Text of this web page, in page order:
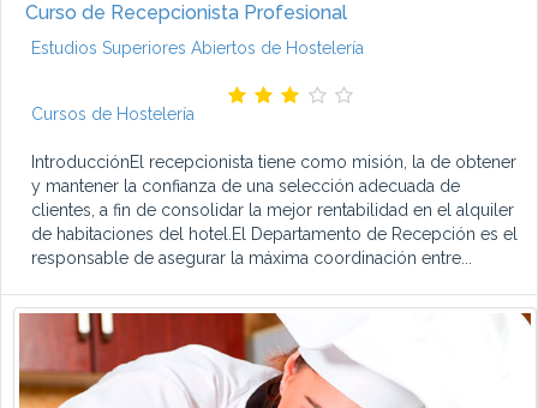
Curso de Recepcionista Profesional
Estudios Superiores Abiertos de Hostelería
Cursos de Hostelería
IntroducciónEl recepcionista tiene como misión, la de obtener
y mantener la confianza de una selección adecuada de
clientes, a fin de consolidar la mejor rentabilidad en el alquiler
de habitaciones del hotel.El Departamento de Recepción es el
responsable de asegurar la máxima coordinación entre...